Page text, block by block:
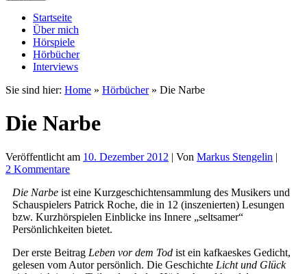
Startseite
Über mich
Hörspiele
Hörbücher
Interviews
Sie sind hier: Home » Hörbücher» Die Narbe
Die Narbe
Veröffentlicht am 10. Dezember 2012 | Von Markus Stengelin |
2 Kommentare
Die Narbe ist eine Kurzgeschichtensammlung des Musikers und
Schauspielers Patrick Roche, die in 12 (inszenierten) Lesungen
bzw. Kurzhörspielen Einblicke ins Innere „seltsamer“
Persönlichkeiten bietet.
Der erste Beitrag Leben vor dem Tod ist ein kafkaeskes Gedicht,
gelesen vom Autor persönlich. Die Geschichte Licht und Glück